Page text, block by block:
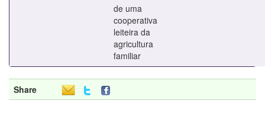
de uma
cooperativa
leiteira da
agricultura
familiar
Share